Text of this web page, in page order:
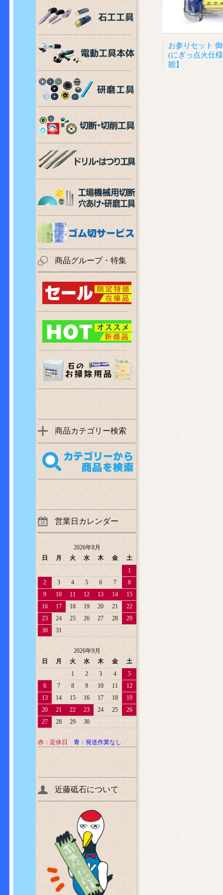
お参りセット
(にぎっ点火仕
能】
商品グループ・特集
商品カテゴリー検索
営業日カレンダー
2026年8月
日
月 火 水 木 金
土
1
2
3 4 5 6 7
8
9
10 11 12 13 14
15
16
17 18 19 20 21
22
23
24 25 26 27 28
29
30
31
2026年9月
日
月 火 水 木 金
土
1
2 3 4
5
6
7 8 9 10 11
12
13
14 15 16 17 18
19
20
21 22 23 24 25
26
27
28 29 30
赤：定休日 青：発送作業なし
近藤砥石について